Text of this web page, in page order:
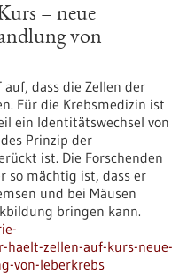
– neue
von
dass die Zellen der
Für die Krebsmedizin ist
ein Identitätswechsel von
Prinzip der
ist. Die Forschenden
so mächtig ist, dass er
und bei Mäusen
bringen kann.
zellen-auf-kurs-neue-
von-leberkrebs